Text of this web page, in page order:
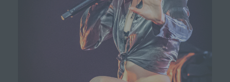
Die Internetseite erfasst mit jedem Aufruf der
Internetseite durch eine betroffene Person oder ein
automatisiertes System eine Reihe von allgemeinen
Daten und Informationen. Diese allgemeinen Daten und
Informationen werden in den Logfiles des Servers
gespeichert. Erfasst werden können die (1)
verwendeten Browsertypen und Versionen, (2) das
vom zugreifenden System verwendete
Betriebssystem, (3) die Internetseite, von welcher ein